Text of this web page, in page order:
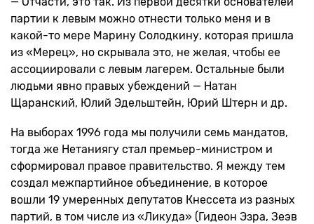
партии к левым можно отнести только меня и в
какой-то мере Марину Солодкину, которая пришла
из «Мерец», но скрывала это, не желая, чтобы ее
ассоциировали с левым лагерем. Остальные были
людьми явно правых убеждений — Натан
Щаранский, Юлий Эдельштейн, Юрий Штерн и др.
На выборах 1996 года мы получили семь мандатов,
тогда же Нетаниягу стал премьер-министром и
сформировал правое правительство. Я между тем
создал межпартийное объединение, в которое
вошли 19 умеренных депутатов Кнессета из разных
партий, в том числе из «Ликуда» (Гидеон Эзра, Зеэв